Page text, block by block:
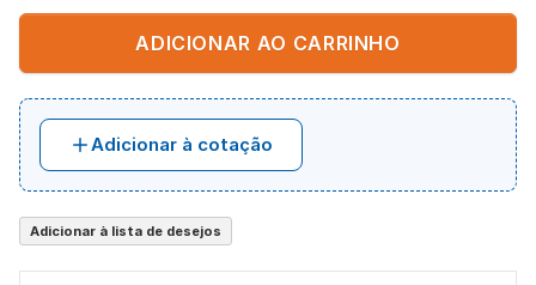
ADICIONAR AO CARRINHO
Adicionar à cotação
Adicionar à lista de desejos